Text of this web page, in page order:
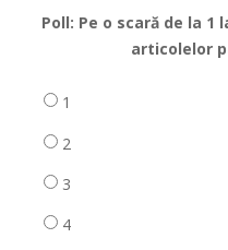
Poll: Pe o scară de la
articolelor
1
2
3
4